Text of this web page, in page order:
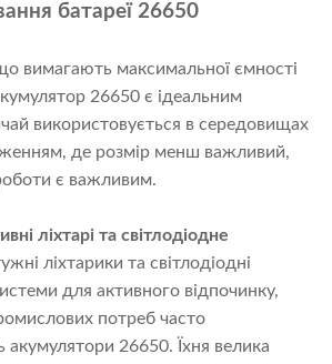
батареї 26650
вимагають максимальної ємності
26650 є ідеальним
використовується в середовищах
де розмір менш важливий,
є важливим.
ліхтарі та світлодіодне
ліхтарики та світлодіодні
для активного відпочинку,
потреб часто
акумулятори 26650. Їхня велика